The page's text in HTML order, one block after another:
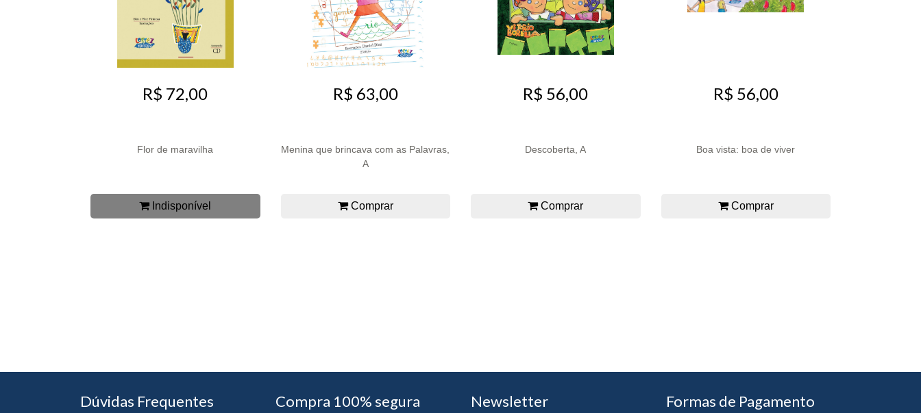
R$ 72,00
Flor de maravilha
Indisponível
R$ 63,00
Menina que brincava com as Palavras,
A
Comprar
R$ 56,00
Descoberta, A
Comprar
R$ 56,00
Boa vista: boa de viver
Comprar
Dúvidas Frequentes Compra 100% segura Newsletter Formas de Pagamento